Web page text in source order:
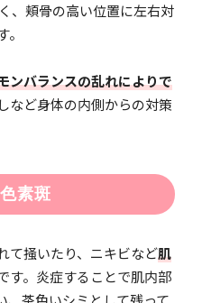
、頬骨の高い位置に左右対
ンバランスの乱れによりで
など身体の内側からの対策
素斑
て掻いたり、ニキビなど肌
す。炎症することで肌内部